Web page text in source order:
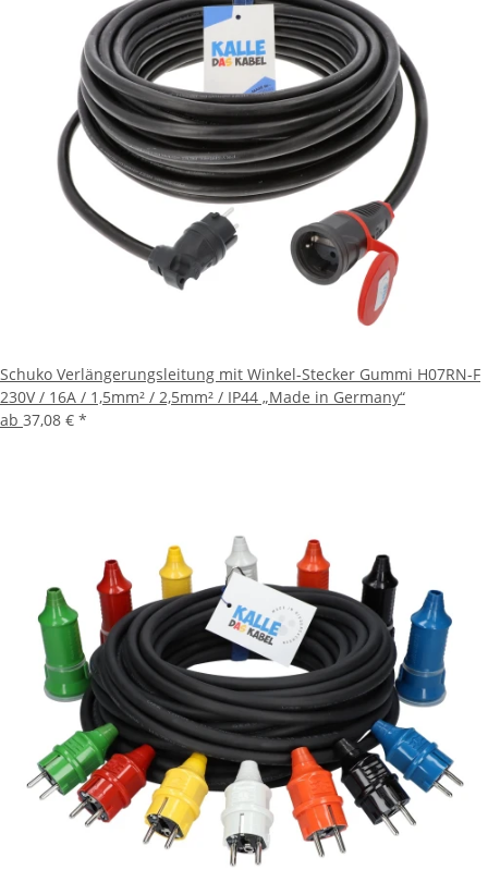
Schuko Verlängerungsleitung mit Winkel-Stecker Gummi H07RN-F
230V / 16A / 1,5mm² / 2,5mm² / IP44 „Made in Germany“
ab 37,08 € *